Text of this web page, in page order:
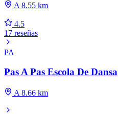
A 8.55 km
4.5
17 reseñas
PA
Pas A Pas Escola De Dansa
A 8.66 km